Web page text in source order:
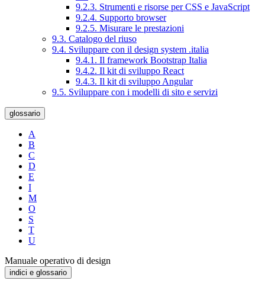
9.2.3. Strumenti e risorse per CSS e JavaScript
9.2.4. Supporto browser
9.2.5. Misurare le prestazioni
9.3. Catalogo del riuso
9.4. Sviluppare con il design system .italia
9.4.1. Il framework Bootstrap Italia
9.4.2. Il kit di sviluppo React
9.4.3. Il kit di sviluppo Angular
9.5. Sviluppare con i modelli di sito e servizi
glossario
A
B
C
D
E
I
M
O
S
T
U
Manuale operativo di design
indici e glossario